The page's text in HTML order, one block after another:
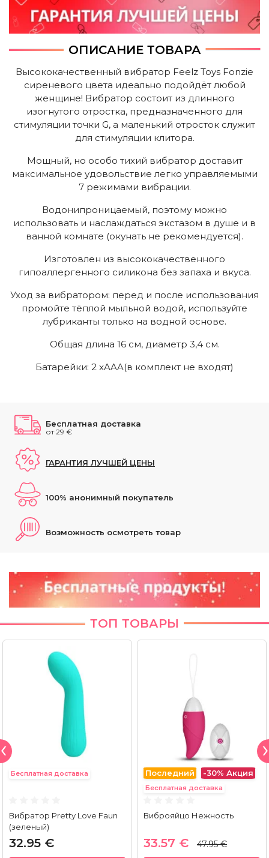
ОПИСАНИЕ ТОВАРА
Высококачественный вибратор Feelz Toys Fonzie
сиреневого цвета идеально подойдёт любой
женщине! Вибратор состоит из длинного
изогнутого отростка, предназначенного для
стимуляции точки G, а маленький отросток служит
для стимуляции клитора.
Мощный, но особо тихий вибратор доставит
максимальное удовольствие легко управляемыми
7 режимами вибрации.
Водонипроницаемый, поэтому можно
использовать и наслаждаться экстазом в душе и в
ванной комнате (окунать не рекомендуется).
Изготовлен из высококачественного
гипоаллергенного силикона без запаха и вкуса.
Уход за вибратором: перед и после использования
промойте тёплой мыльной водой, используйте
лубриканты только на водной основе.
Общая длина 16 см, диаметр 3,4 см.
Батарейки: 2 xAAA(в комплект не входят)
Бесплатная доставка
от 29 €
ГАРАНТИЯ ЛУЧШЕЙ ЦЕНЫ
100% анонимный покупатель
Возможность осмотреть товар
ТОП ТОВАРЫ
Бесплатная доставка
Вибратор Pretty Love Faun
(зеленый)
32.95 €
Последний -30% Акция
Бесплатная доставка
Виброяйцо Нежность
33.57 € 47.95 €